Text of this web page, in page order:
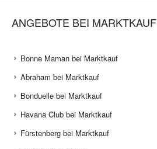
ANGEBOTE BEI MARKTKAUF
Bonne Maman bei Marktkauf
Abraham bei Marktkauf
Bonduelle bei Marktkauf
Havana Club bei Marktkauf
Fürstenberg bei Marktkauf